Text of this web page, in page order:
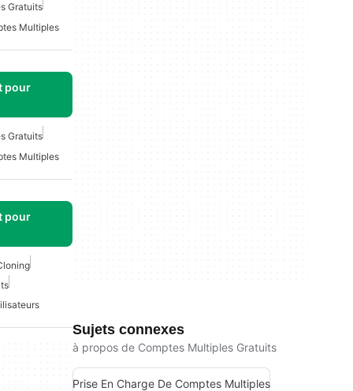
Gratuits
Multiples
pour
Gratuits
Multiples
pour
Sujets connexes
à propos de Comptes Multiples Gratuits
Prise En Charge De Comptes Multiples